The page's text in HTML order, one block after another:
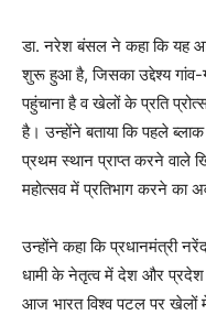
डा. नरेश बंसल ने कहा कि यह
शुरू हुआ है, जिसका उद्देश्य
पहुंचाना है व खेलों के प्रति
है। उन्होंने बताया कि पहले
प्रथम स्थान प्राप्त करने वाले
महोत्सव में प्रतिभाग करने का
उन्होंने कहा कि प्रधानमंत्री
धामी के नेतृत्व में देश और
आज भारत विश्व पटल पर खेलों